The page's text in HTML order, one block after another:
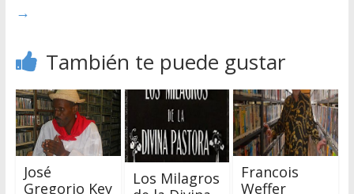
→
También te puede gustar
José
Gregorio Key
Los Milagros
Francois
Weffer